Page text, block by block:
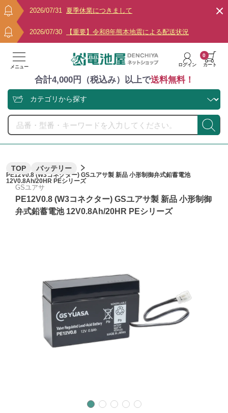
2026/07/31 夏季休業につきまして
2026/07/30 【重要】令和8年熊本地震による配送状況
メニュー ログイン カート
0
合計4,000円（税込み）以上で送料無料！
TOP バッテリー
PE12V0.8 (W3コネクター) GSユアサ製 新品 小形制御弁式鉛蓄電池
12V0.8Ah/20HR PEシリーズ
GSユアサ
PE12V0.8 (W3コネクター) GSユアサ製 新品 小形制御
弁式鉛蓄電池 12V0.8Ah/20HR PEシリーズ